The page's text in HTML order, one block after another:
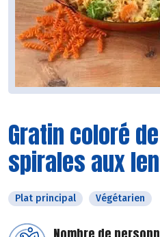
Gratin coloré
spirales aux
Plat principal Végétarien